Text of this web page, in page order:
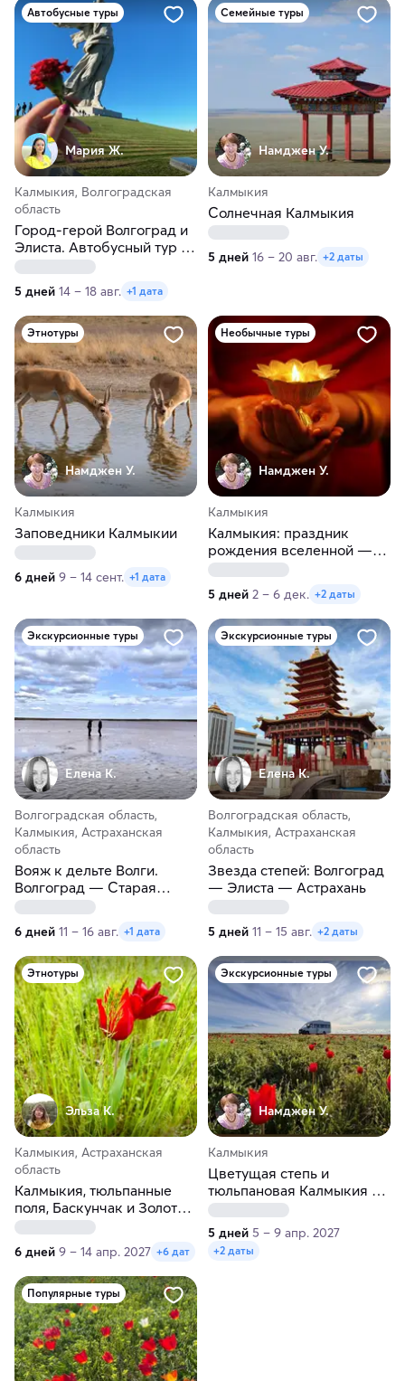
Автобусные туры
Мария Ж.
Калмыкия, Волгоградская
область
Город-герой Волгоград и
Элиста. Автобусный тур из
Перми
5 дней 14 – 18 авг. +1 дата
Семейные туры
Намджен У.
Калмыкия
Солнечная Калмыкия
5 дней 16 – 20 авг. +2 даты
Этнотуры
Намджен У.
Калмыкия
Заповедники Калмыкии
6 дней 9 – 14 сент. +1 дата
Необычные туры
Намджен У.
Калмыкия
Калмыкия: праздник
рождения вселенной —
праздник 1000 лампад
5 дней 2 – 6 дек. +2 даты
Экскурсионные туры
Елена К.
Волгоградская область,
Калмыкия, Астраханская
область
Вояж к дельте Волги.
Волгоград — Старая
Сарепта — Элиста —
6 дней 11 – 16 авг. +1 дата
Экскурсионные туры
Елена К.
Волгоградская область,
Калмыкия, Астраханская
область
Звезда степей: Волгоград
— Элиста — Астрахань
5 дней 11 – 15 авг. +2 даты
Этнотуры
Эльза К.
Калмыкия, Астраханская
область
Калмыкия, тюльпанные
поля, Баскунчак и Золотая
Элиста. Этнографическая
6 дней 9 – 14 апр. 2027 +6 дат
Экскурсионные туры
Намджен У.
Калмыкия
Цветущая степь и
тюльпановая Калмыкия за
5 дней
5 дней 5 – 9 апр. 2027
+2 даты
Популярные туры